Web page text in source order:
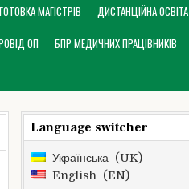
МАГІСТРІВ
ДИСТАНЦІЙНА ОСВІТА
ОП
БПР МЕДИЧНИХ ПРАЦІВНИКІВ
Language switcher
Українська
UK
English
EN